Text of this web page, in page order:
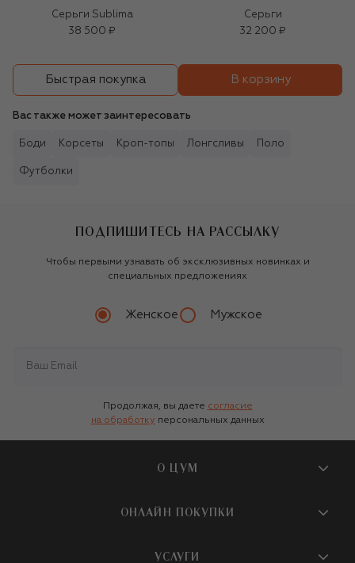
Серьги Sublima
38 500 ₽
Серьги
32 200 ₽
Быстрая покупка В корзину
Вас также может заинтересовать
Боди Корсеты Кроп-топы Лонгсливы Поло
Футболки
ПОДПИШИТЕСЬ НА РАССЫЛКУ
Чтобы первыми узнавать об эксклюзивных новинках и
специальных предложениях
Женское Мужское
Продолжая, вы даете согласие
на обработку персональных данных
О ЦУМ
О магазине
Бутики и ПВЗ ЦУМ
ОНЛАЙН ПОКУПКИ
УСЛУГИ